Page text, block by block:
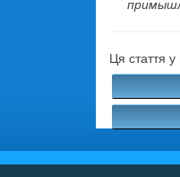
Ця стаття у